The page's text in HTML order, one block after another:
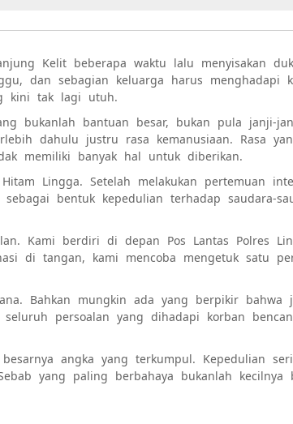
Kelit beberapa waktu lalu menyisakan
dan sebagian keluarga harus menghadapi
kini tak lagi utuh.
bukanlah bantuan besar, bukan pula janji-
dahulu justru rasa kemanusiaan. Rasa
memiliki banyak hal untuk diberikan.
Lingga. Setelah melakukan pertemuan
bentuk kepedulian terhadap saudara-
Kami berdiri di depan Pos Lantas Polres
di tangan, kami mencoba mengetuk satu
Bahkan mungkin ada yang berpikir bahwa
persoalan yang dihadapi korban
angka yang terkumpul. Kepedulian
yang paling berbahaya bukanlah kecilnya